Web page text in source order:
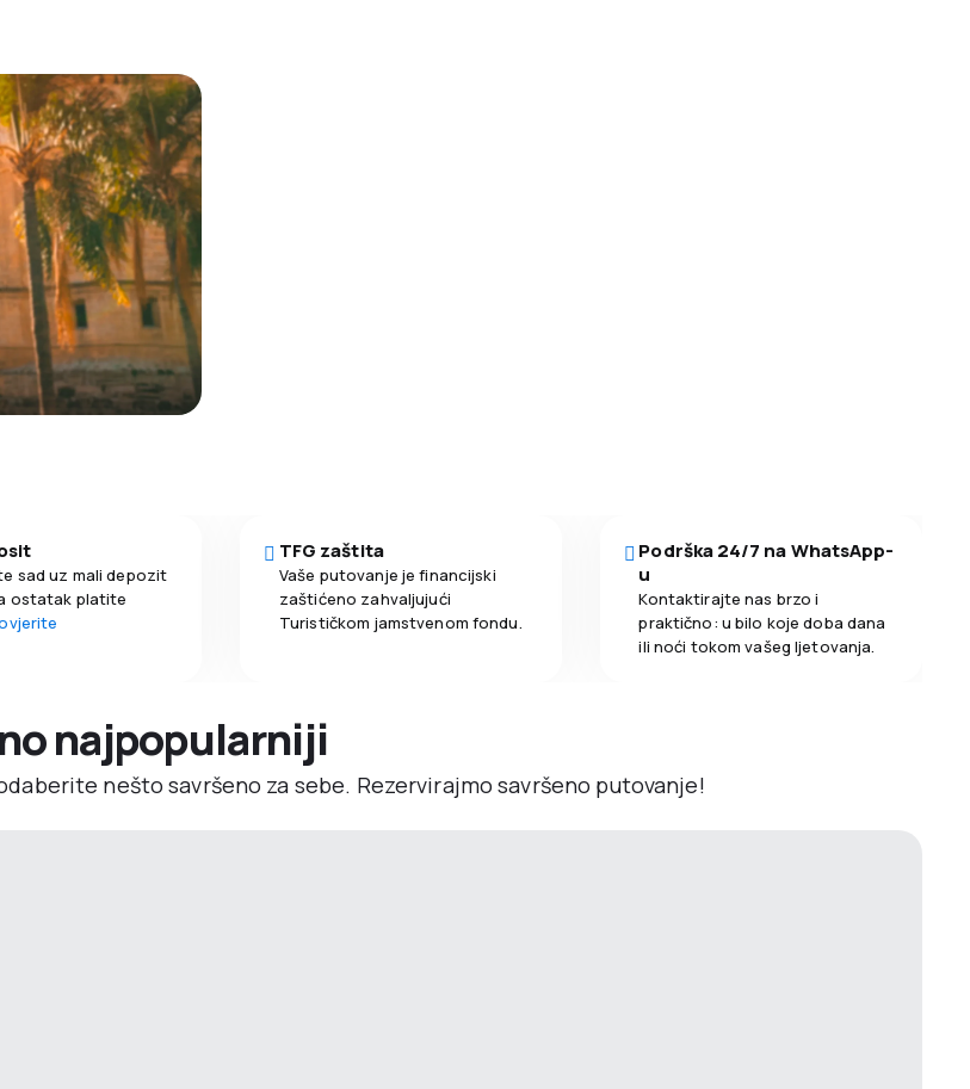
sad uz mali depozit
ostatak platite
TFG zaštita
Vaše putovanje je financijski
zaštićeno zahvaljujući
Turističkom jamstvenom fondu.
Podrška 24/7 na WhatsApp-
u
Kontaktirajte nas brzo i
praktično: u bilo koje doba dana
ili noći tokom vašeg ljetovanja.
najpopularniji
nešto savršeno za sebe. Rezervirajmo savršeno putovanje!